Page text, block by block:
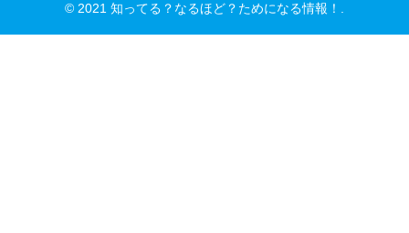
© 2021 知ってる？なるほど？ためになる情報！.